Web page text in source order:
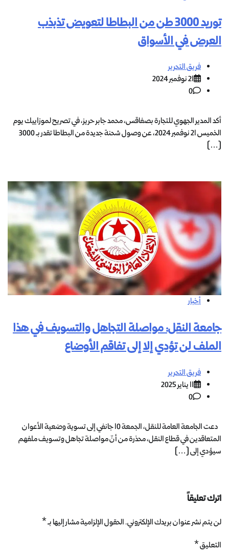
توريد 3000 طن من البطاطا لتعويض تذبذب
العرض في الأسواق
فريق التحرير
21 نوفمبر 2024
0
أكد المدير الجهوي للتجارة بصفاقس، محمد جابر حريز، في تصريح لموزاييك يوم
الخميس 21 نوفمبر 2024، عن وصول شحنة جديدة من البطاطا تقدر بـ 3000
[…]
أخبار
جامعة النقل: مواصلة التجاهل والتسويف في هذا
الملف لن تؤدي إلا إلى تفاقم الأوضاع
فريق التحرير
11 يناير 2025
0
دعت الجامعة العامة للنقل، الجمعة 10 جانفي إلى تسوية وضعية الأعوان
المتعاقدين في قطاع النقل، محذرة من أنّ مواصلة تجاهل وتسويف ملفهم
سيؤدي إلى […]
اترك تعليقاً
لن يتم نشر عنوان بريدك الإلكتروني.الحقول الإلزامية مشار إليها بـ*
التعليق*